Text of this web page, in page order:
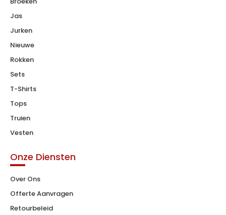
Jas
Jurken
Nieuwe
Rokken
Sets
T-Shirts
Tops
Truien
Vesten
Onze Diensten
Over Ons
Offerte Aanvragen
Retourbeleid